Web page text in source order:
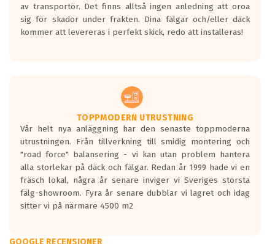
av transportör. Det finns alltså ingen anledning att oroa
sig för skador under frakten. Dina fälgar och/eller däck
kommer att levereras i perfekt skick, redo att installeras!
TOPPMODERN UTRUSTNING
Vår helt nya anläggning har den senaste toppmoderna
utrustningen. Från tillverkning till smidig montering och
"road force" balansering - vi kan utan problem hantera
alla storlekar på däck och fälgar. Redan år 1999 hade vi en
fräsch lokal, några år senare inviger vi Sveriges största
fälg-showroom. Fyra år senare dubblar vi lagret och idag
sitter vi på närmare 4500 m2